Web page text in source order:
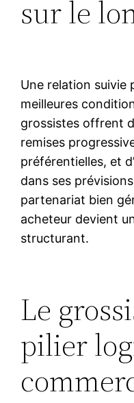
sur le
Une relation suivie
meilleures
grossistes offrent
remises
préférentielles, et
dans ses
partenariat bien
acheteur devient
structurant.
Le
pilier